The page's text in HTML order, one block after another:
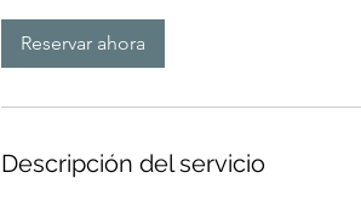
Reservar ahora
Descripción del servicio